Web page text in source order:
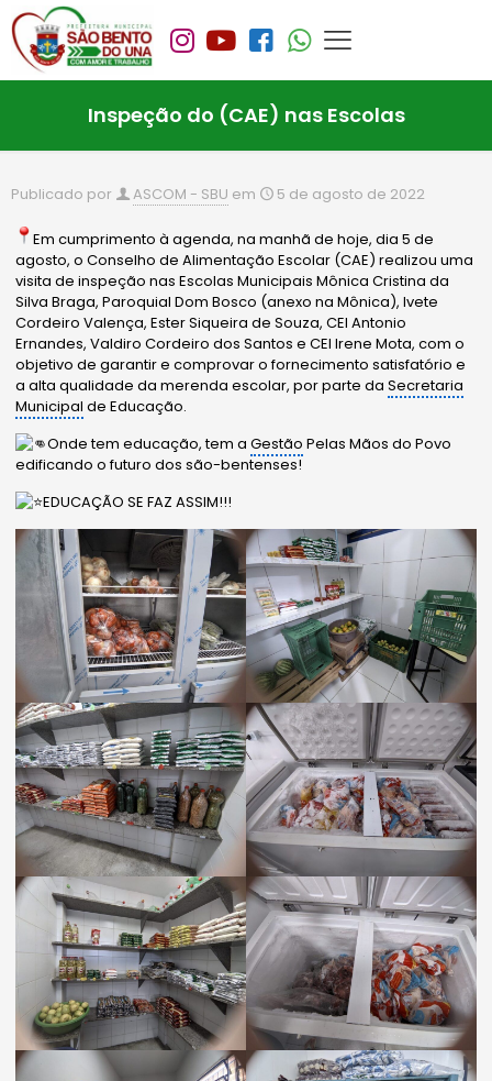
Inspeção do (CAE) nas Escolas
Publicado por ASCOM - SBU em 5 de agosto de 2022
Em cumprimento à agenda, na manhã de hoje, dia 5 de
agosto, o Conselho de Alimentação Escolar (CAE) realizou uma
visita de inspeção nas Escolas Municipais Mônica Cristina da
Silva Braga, Paroquial Dom Bosco (anexo na Mônica), Ivete
Cordeiro Valença, Ester Siqueira de Souza, CEI Antonio
Ernandes, Valdiro Cordeiro dos Santos e CEI Irene Mota, com o
objetivo de garantir e comprovar o fornecimento satisfatório e
a alta qualidade da merenda escolar, por parte daSecretaria
Municipal de Educação.
Onde tem educação, tem aGestão Pelas Mãos do Povo
edificando o futuro dos são-bentenses!
EDUCAÇÃO SE FAZ ASSIM!!!